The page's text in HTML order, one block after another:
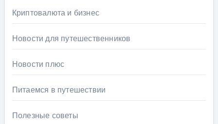
Криптовалюта и бизнес
Новости для путешественников
Новости плюс
Питаемся в путешествии
Полезные советы